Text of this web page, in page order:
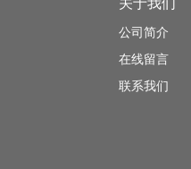
关于我们
公司简介
在线留言
联系我们